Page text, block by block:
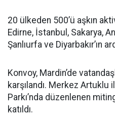
20 ülkeden 500’ü aşkın
Edirne, İstanbul, Sakarya,
Şanlıurfa ve Diyarbakır’ın
Konvoy, Mardin’de
karşılandı. Merkez
Parkı’nda düzenlenen
katıldı.